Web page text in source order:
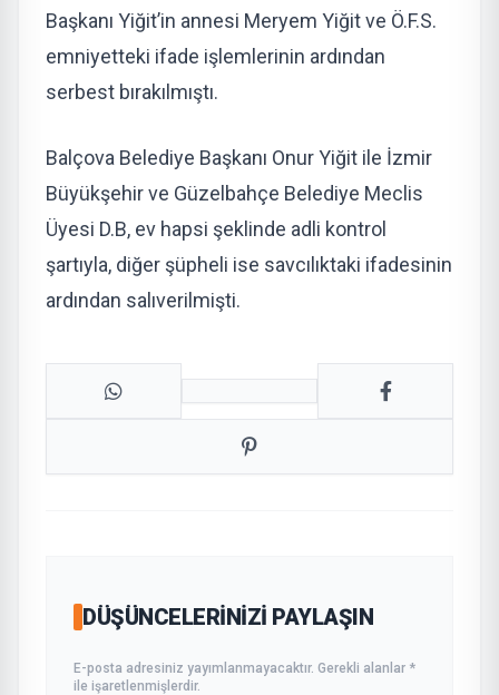
Başkanı Yiğit’in annesi Meryem Yiğit ve Ö.F.S.
emniyetteki ifade işlemlerinin ardından
serbest bırakılmıştı.
Balçova Belediye Başkanı Onur Yiğit ile İzmir
Büyükşehir ve Güzelbahçe Belediye Meclis
Üyesi D.B, ev hapsi şeklinde adli kontrol
şartıyla, diğer şüpheli ise savcılıktaki ifadesinin
ardından salıverilmişti.
DÜŞÜNCELERINIZI PAYLAŞIN
E-posta adresiniz yayımlanmayacaktır. Gerekli alanlar *
ile işaretlenmişlerdir.